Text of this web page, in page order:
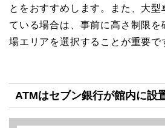
とをおすすめします。また、大型
ている場合は、事前に高さ制限を
場エリアを選択することが重要で
ATMはセブン銀行が館内に設